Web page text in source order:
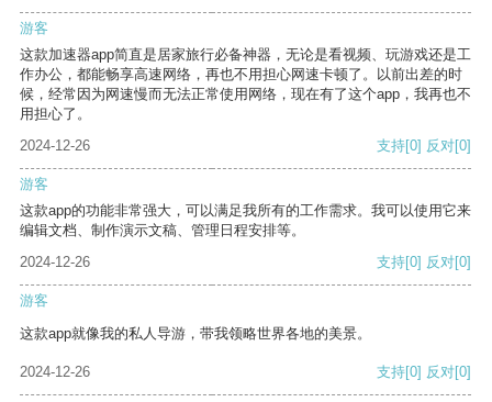
游客
这款加速器app简直是居家旅行必备神器，无论是看视频、玩游戏还是工
作办公，都能畅享高速网络，再也不用担心网速卡顿了。以前出差的时
候，经常因为网速慢而无法正常使用网络，现在有了这个app，我再也不
用担心了。
2024-12-26
支持[0] 反对[0]
游客
这款app的功能非常强大，可以满足我所有的工作需求。我可以使用它来
编辑文档、制作演示文稿、管理日程安排等。
2024-12-26
支持[0] 反对[0]
游客
这款app就像我的私人导游，带我领略世界各地的美景。
2024-12-26 支持[0] 反对[0]